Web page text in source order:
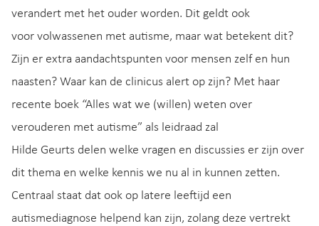
verandert met het ouder worden. Dit geldt ook
voor volwassenen met autisme, maar wat betekent dit?
Zijn er extra aandachtspunten voor mensen zelf en hun
naasten? Waar kan de clinicus alert op zijn? Met haar
recente boek “Alles wat we (willen) weten over
verouderen met autisme” als leidraad zal
Hilde Geurts delen welke vragen en discussies er zijn over
dit thema en welke kennis we nu al in kunnen zetten.
Centraal staat dat ook op latere leeftijd een
autismediagnose helpend kan zijn, zolang deze vertrekt